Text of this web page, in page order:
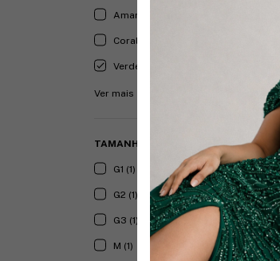
Amarelo (2)
Coral (2)
Verde (1)
Ver mais
TAMANHO
G1 (1)
G2 (1)
G3 (1)
M (1)